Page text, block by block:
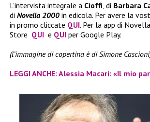
L’intervista integrale a Cioffi, di Barbara
di Novella 2000 in edicola. Per avere la
in promo cliccate QUI. Per la app di
Store QUI e QUI per Google Play.
(l’immagine di copertina è di Simone
LEGGI ANCHE: Alessia Macari: «Il mio